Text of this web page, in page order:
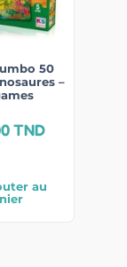
50
–
TND
au